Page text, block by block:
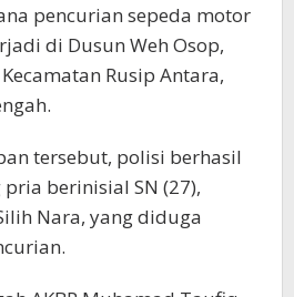
pencurian sepeda motor
di Dusun Weh Osop,
Rusip Antara,
tersebut, polisi berhasil
berinisial SN (27),
Nara, yang diduga